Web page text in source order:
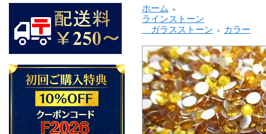
ホーム ＞
ラインストーン
ガラスストーン
＞ カラー